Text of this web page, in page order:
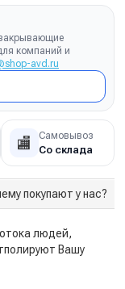
компаний и
avd.ru
🏬 Самовывоз
Со склада
покупают у нас?
людей,
Вашу